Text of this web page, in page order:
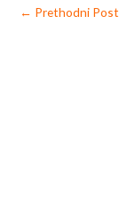
← Prethodni Post